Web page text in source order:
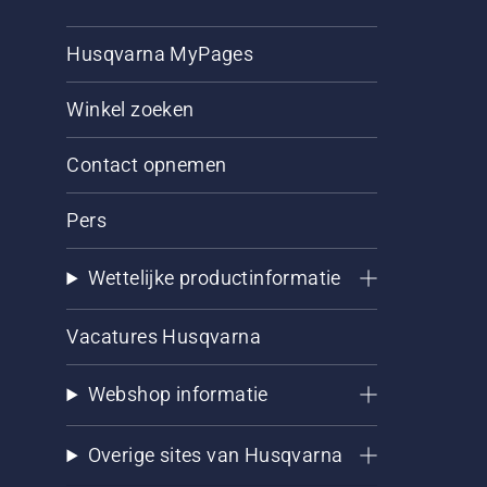
Husqvarna MyPages
Winkel zoeken
Contact opnemen
Pers
Wettelijke productinformatie
Vacatures Husqvarna
Webshop informatie
Overige sites van Husqvarna